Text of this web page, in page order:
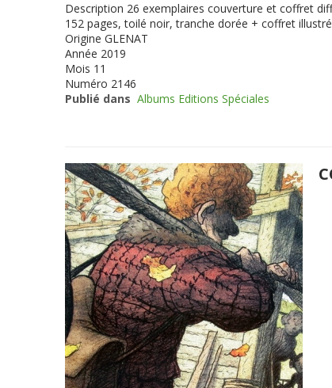
Description 26 exemplaires couverture et coffret
152 pages, toilé noir, tranche dorée + coffret
Origine GLENAT
Année 2019
Mois 11
Numéro 2146
Publié dans Albums Editions Spéciales